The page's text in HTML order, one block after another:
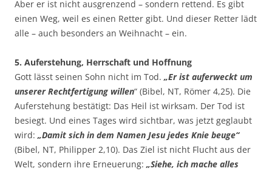
Aber er ist nicht ausgrenzend – sondern rettend. Es gibt
einen Weg, weil es einen Retter gibt. Und dieser Retter lädt
alle – auch besonders an Weihnacht – ein.
5. Auferstehung, Herrschaft und Hoffnung
Gott lässt seinen Sohn nicht im Tod. „Er ist auferweckt um
unserer Rechtfertigung willen“ (Bibel, NT, Römer 4,25). Die
Auferstehung bestätigt: Das Heil ist wirksam. Der Tod ist
besiegt. Und eines Tages wird sichtbar, was jetzt geglaubt
wird: „Damit sich in dem Namen Jesu jedes Knie beuge“
(Bibel, NT, Philipper 2,10). Das Ziel ist nicht Flucht aus der
Welt, sondern ihre Erneuerung: „Siehe, ich mache alles